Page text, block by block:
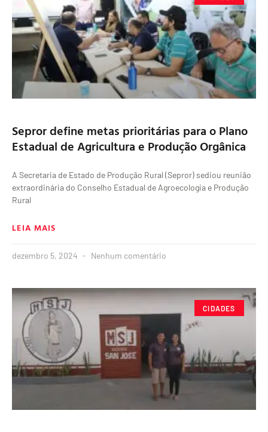
Sepror define metas prioritárias para o Plano
Estadual de Agricultura e Produção Orgânica
A Secretaria de Estado de Produção Rural (Sepror) sediou reunião
extraordinária do Conselho Estadual de Agroecologia e Produção
Rural
LEIA MAIS
dezembro 5, 2024 Nenhum comentário
CIDADES